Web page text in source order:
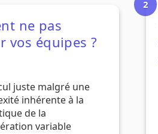
ne pas
vos équipes ?
juste malgré une
inhérente à la
de la
variable